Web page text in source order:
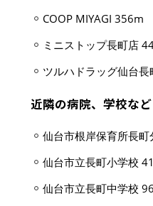
COOP MIYAGI 356m
ミニストップ長町店
ツルハドラッグ仙台
近隣の病院、学校など
仙台市根岸保育所長
仙台市立長町小学校
仙台市立長町中学校